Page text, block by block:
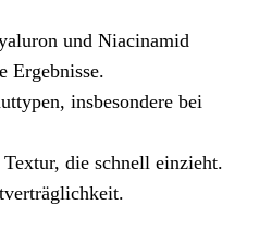
und Niacinamid
Ergebnisse.
insbesondere bei
die schnell einzieht.